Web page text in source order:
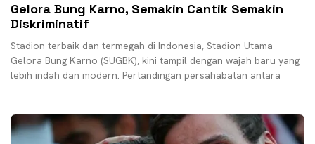
Gelora Bung Karno, Semakin Cantik Semakin
Diskriminatif
Stadion terbaik dan termegah di Indonesia, Stadion Utama
Gelora Bung Karno (SUGBK), kini tampil dengan wajah baru yang
lebih indah dan modern. Pertandingan persahabatan antara